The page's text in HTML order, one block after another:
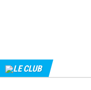
LE CLUB